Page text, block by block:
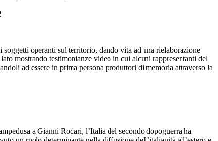
soggetti operanti sul territorio, dando vita ad una rielaborazione
mostrando testimonianze video in cui alcuni rappresentanti del
ad essere in prima persona produttori di memoria attraverso la
a Gianni Rodari, l’Italia del secondo dopoguerra ha